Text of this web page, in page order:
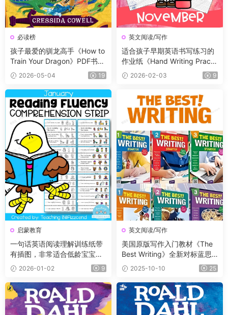
必读榜
孩子最爱的驯龙高手《How to
Train Your Dragon》PDF书籍
12册+电子书及音频+3册漫
画，蓝思值900L左右，适读年
龄:8-12岁。
2026-05-04 19
英文阅读/写作
适合孩子早期英语书写练习的
作业纸《Hand Writing Practi
ce Book》12册，每个月有一
册
2026-02-03 9
启蒙教育
一句话英语阅读理解训练纸带
有插图，非常适合低龄宝宝！
小红书爆款！
2026-01-02 9
英文阅读/写作
美国原版写作入门教材《The
Best Writing》全新对标蓝思
英文写作，学生书+音频+测试
卷+答案，启蒙阶段3册，小学
阶段3册
2025-10-10 25